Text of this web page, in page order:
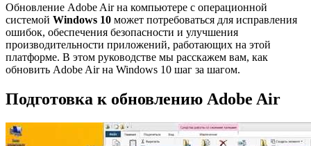
Обновление Adobe Air на компьютере с операционной
системой Windows 10 может потребоваться для исправления
ошибок, обеспечения безопасности и улучшения
производительности приложений, работающих на этой
платформе. В этом руководстве мы расскажем вам, как
обновить Adobe Air на Windows 10 шаг за шагом.
Подготовка к обновлению Adobe Air